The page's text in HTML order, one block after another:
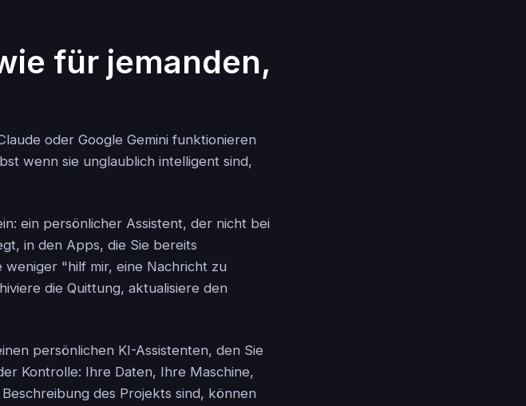
für jemanden,
oder Google Gemini funktionieren
wenn sie unglaublich intelligent sind,
ein persönlicher Assistent, der nicht bei
in den Apps, die Sie bereits
"hilf mir, eine Nachricht zu
die Quittung, aktualisiere den
persönlichen KI-Assistenten, den Sie
Kontrolle: Ihre Daten, Ihre Maschine,
des Projekts sind, können